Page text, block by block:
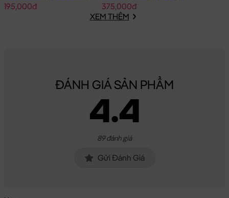
195,000đ
375,000đ
XEM THÊM
ĐÁNH GIÁ SẢN PHẨM
4.4
89 đánh giá
Gửi Đánh Giá